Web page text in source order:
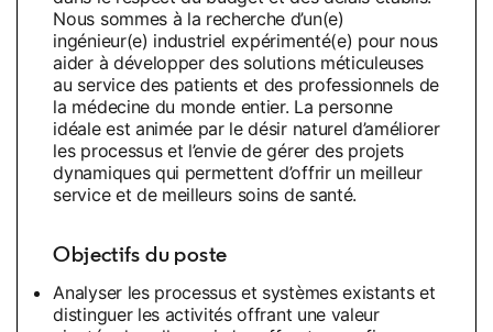
Nous sommes à la recherche d’un(e)
ingénieur(e) industriel expérimenté(e) pour nous
aider à développer des solutions méticuleuses
au service des patients et des professionnels de
la médecine du monde entier. La personne
idéale est animée par le désir naturel d’améliorer
les processus et l’envie de gérer des projets
dynamiques qui permettent d’offrir un meilleur
service et de meilleurs soins de santé.
Objectifs du poste
Analyser les processus et systèmes existants et
distinguer les activités offrant une valeur